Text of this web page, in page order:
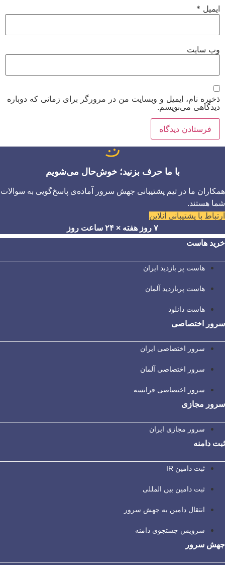
ایمیل *
وب‌ سایت
ذخیره نام، ایمیل و وبسایت من در مرورگر برای زمانی که دوباره
دیدگاهی می‌نویسم.
با ما حرف بزنید؛ خوش‌حال می‌شویم
همکاران ما در تیم پشتیبانی جهش سرور آماده‌ی پاسخ‌گویی به سوالات
شما هستند.
ارتباط با پشتیبانی آنلاین
۷ روز هفته × ۲۴ ساعت روز
خرید هاست
هاست پر بازدید ایران
هاست پربازدید آلمان
هاست دانلود
سرور اختصاصی
سرور اختصاصی ایران
سرور اختصاصی آلمان
سرور اختصاصی فرانسه
سرور مجازی
سرور مجازی ایران
ثبت دامنه
ثبت دامین IR
ثبت دامین بین المللی
انتقال دامین به جهش سرور
سرویس جستجوی دامنه
جهش سرور